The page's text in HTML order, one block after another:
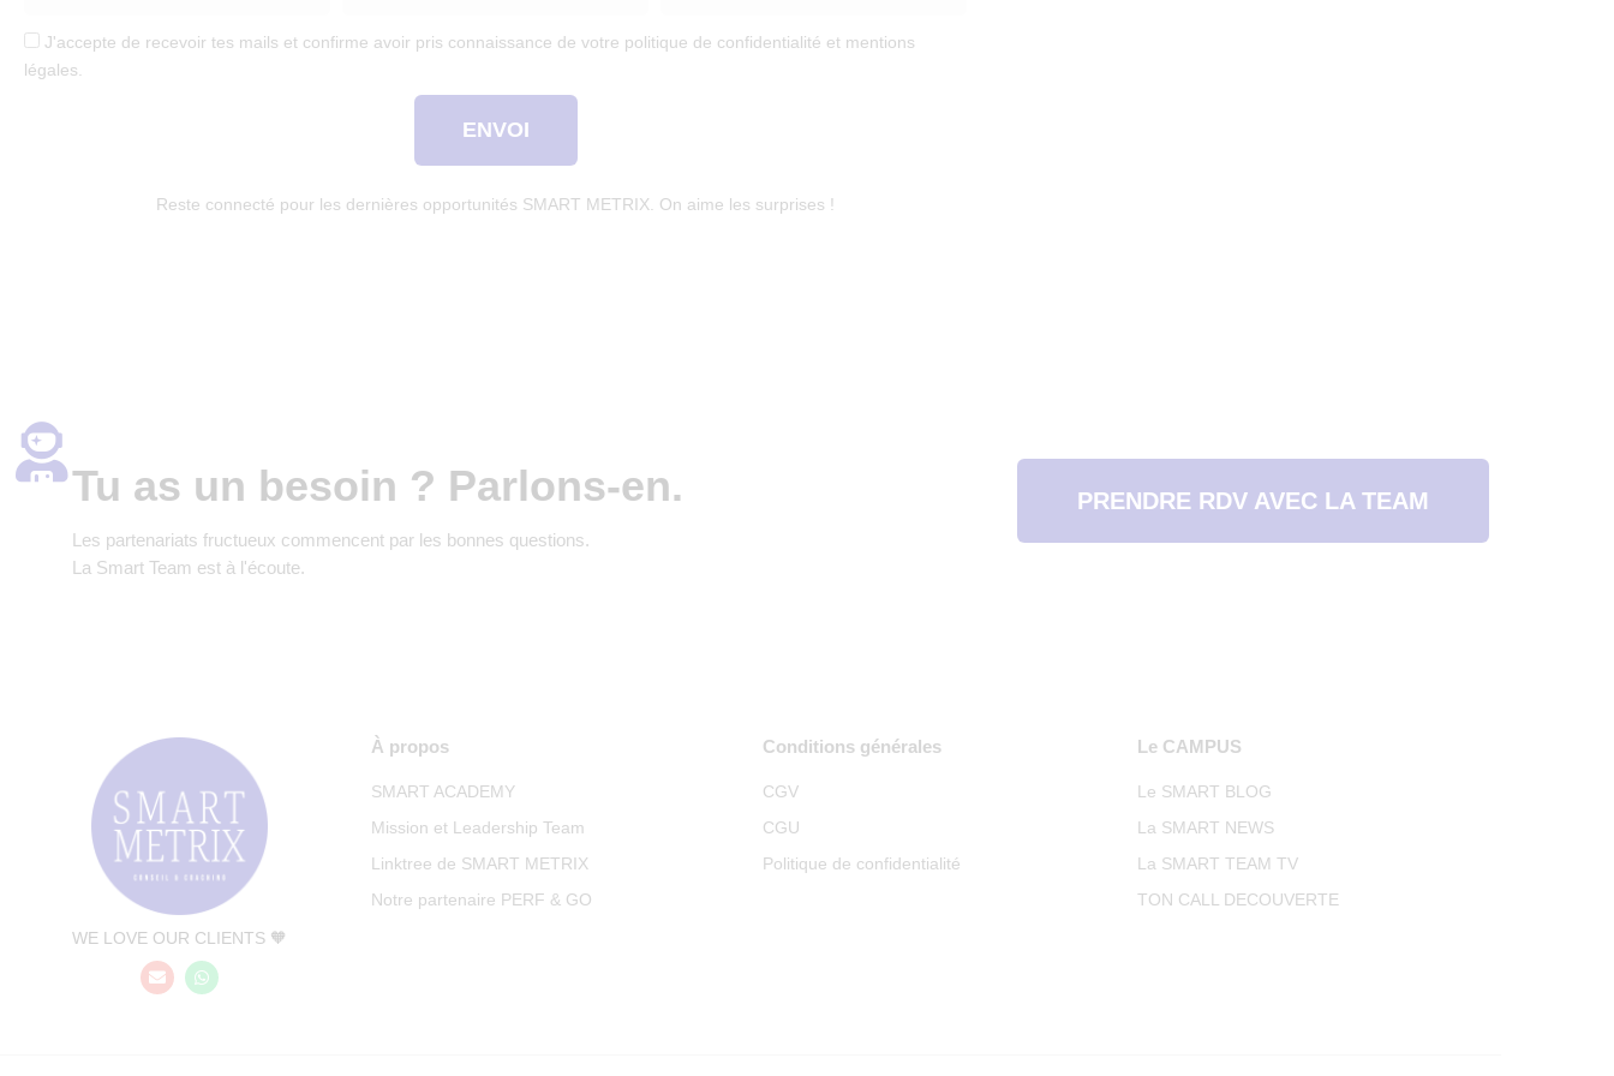
J'accepte de recevoir tes mails et confirme avoir pris connaissance de votre politique de confidentialité et mentions
légales.
ENVOI
Reste connecté pour les dernières opportunités SMART METRIX. On aime les surprises !
Tu as un besoin ? Parlons-en.
Les partenariats fructueux commencent par les bonnes questions.
La Smart Team est à l'écoute.
PRENDRE RDV AVEC LA TEAM
WE LOVE OUR CLIENTS 🧡
À propos
SMART ACADEMY
Mission et Leadership Team
Linktree de SMART METRIX
Notre partenaire PERF & GO
Conditions générales
CGV
CGU
Politique de confidentialité
Le CAMPUS
Le SMART BLOG
La SMART NEWS
La SMART TEAM TV
TON CALL DECOUVERTE